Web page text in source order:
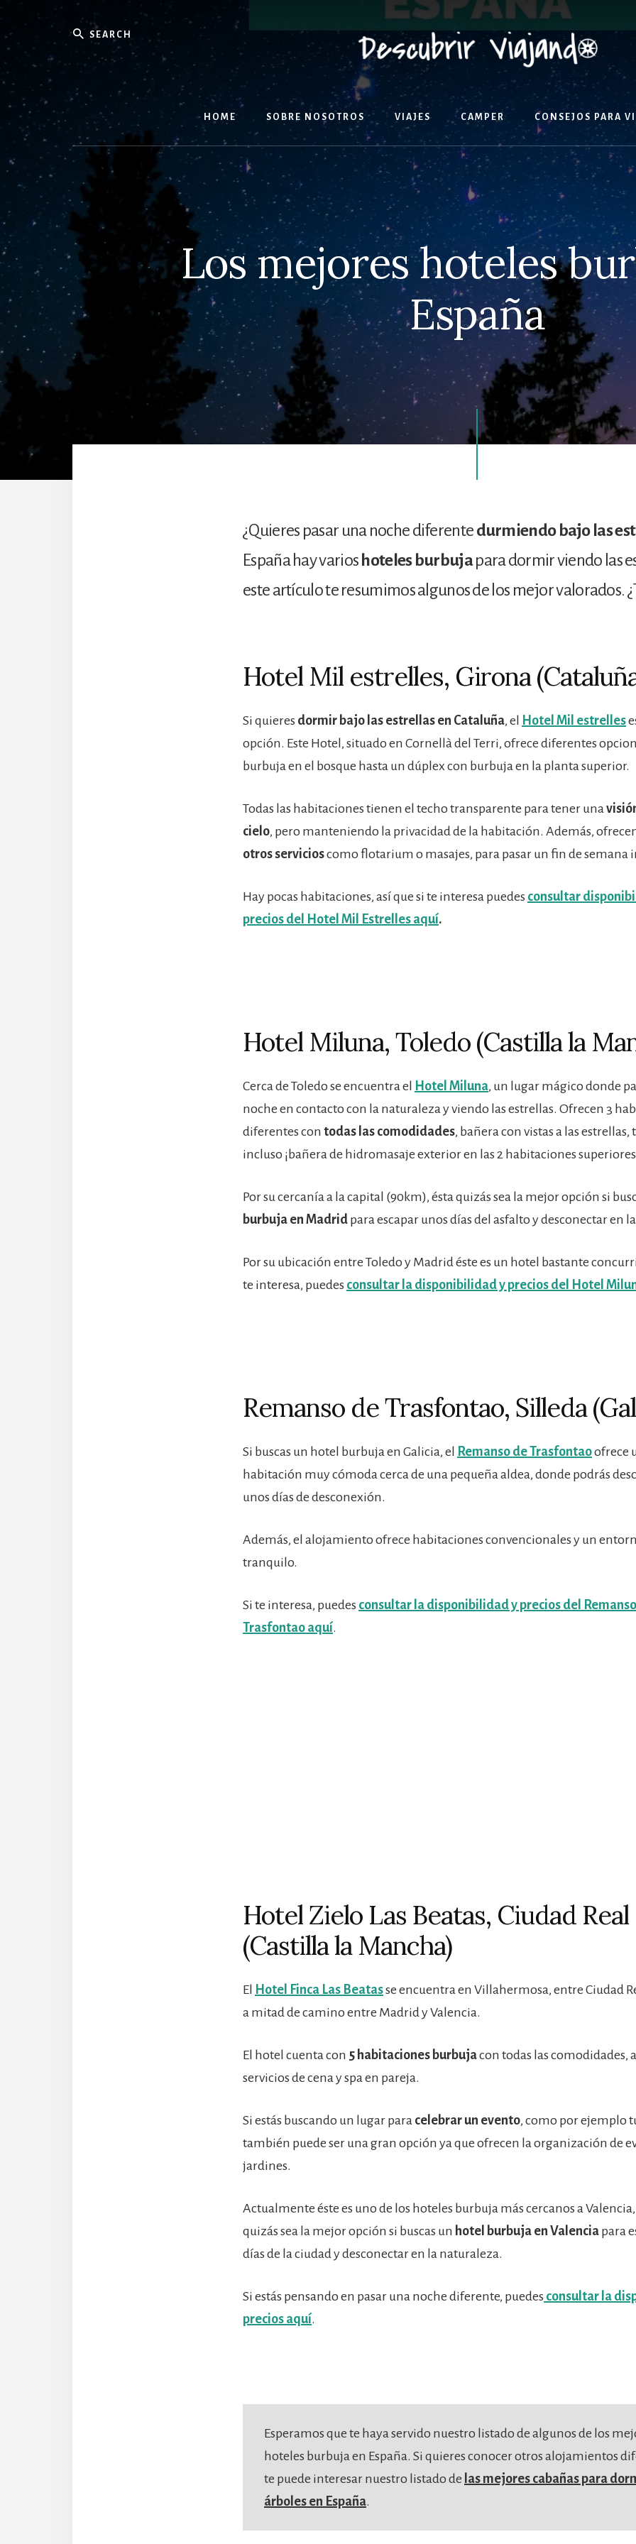
content
HOME SOBRE NOSOTROS VIAJES CAMPER CONSEJOS PARA
Los mejores hoteles
España
¿Quieres pasar una noche diferentedurmiendo bajo las
España hay varioshoteles burbujapara dormir viendo las
este artículo te resumimos algunos de los mejor valorados.
Hotel Mil estrelles, Girona
Si quieres dormir bajo las estrellas en Cataluña, el Hotel Mil estrelles
opción. Este Hotel, situado en Cornellà del Terri, ofrece diferentes
burbuja en el bosque hasta un dúplex con burbuja en la planta superior.
Todas las habitaciones tienen el techo transparente para tener una
cielo, pero manteniendo la privacidad de la habitación. Además,
otros servicioscomo flotarium o masajes, para pasar un fin de semana
Hay pocas habitaciones, así que si te interesa puedes consultar
precios del Hotel Mil Estrelles aquí.
Hotel Miluna, Toledo (Castilla la
Cerca de Toledo se encuentra el Hotel Miluna, un lugar mágico donde
noche en contacto con la naturaleza y viendo las estrellas. Ofrecen 3
diferentes con todas las comodidades, bañera con vistas a las estrellas,
incluso ¡bañera de hidromasaje exterior en las 2 habitaciones
Por su cercanía a la capital (90km), ésta quizás sea la mejor opción si
burbuja en Madrid para escapar unos días del asfalto y desconectar en
Por su ubicación entre Toledo y Madrid éste es un hotel bastante
te interesa, puedes consultar la disponibilidad y precios del Hotel
Remanso de Trasfontao, Silleda
Si buscas un hotel burbuja en Galicia, el Remanso de Trasfontaoofrece
habitación muy cómoda cerca de una pequeña aldea, donde podrás
unos días de desconexión.
Además, el alojamiento ofrece habitaciones convencionales y un
tranquilo.
Si te interesa, puedes consultar la disponibilidad y precios del
Trasfontao aquí.
Hotel Zielo Las Beatas, Ciudad Real
(Castilla la Mancha)
El Hotel Finca Las Beatasse encuentra en Villahermosa, entre Ciudad
a mitad de camino entre Madrid y Valencia.
El hotel cuenta con 5 habitaciones burbujacon todas las comodidades,
servicios de cena y spa en pareja.
Si estás buscando un lugar para celebrar un evento, como por ejemplo
también puede ser una gran opción ya que ofrecen la organización de
jardines.
Actualmente éste es uno de los hoteles burbuja más cercanos a
quizás sea la mejor opción si buscas un hotel burbuja en Valencia para
días de la ciudad y desconectar en la naturaleza.
Si estás pensando en pasar una noche diferente, puedes consultar la
precios aquí.
Esperamos que te haya servido nuestro listado de algunos de los
hoteles burbuja en España. Si quieres conocer otros alojamientos
te puede interesar nuestro listado de las mejores cabañas para
árboles en España.